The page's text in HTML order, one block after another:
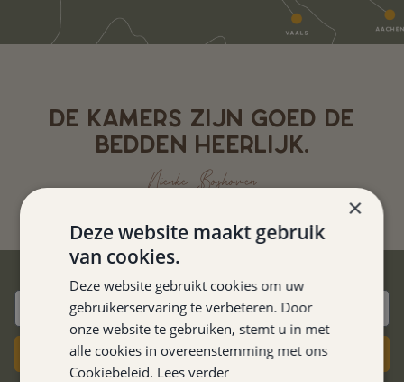
DE KAMERS ZIJN GOED DE
BEDDEN HEERLIJK.
Nienke Boshoven
Boek nu
×
Deze website maakt gebruik
van cookies.
Deze website gebruikt cookies om uw
gebruikerservaring te verbeteren. Door
onze website te gebruiken, stemt u in met
alle cookies in overeenstemming met ons
Cookiebeleid. Lees verder